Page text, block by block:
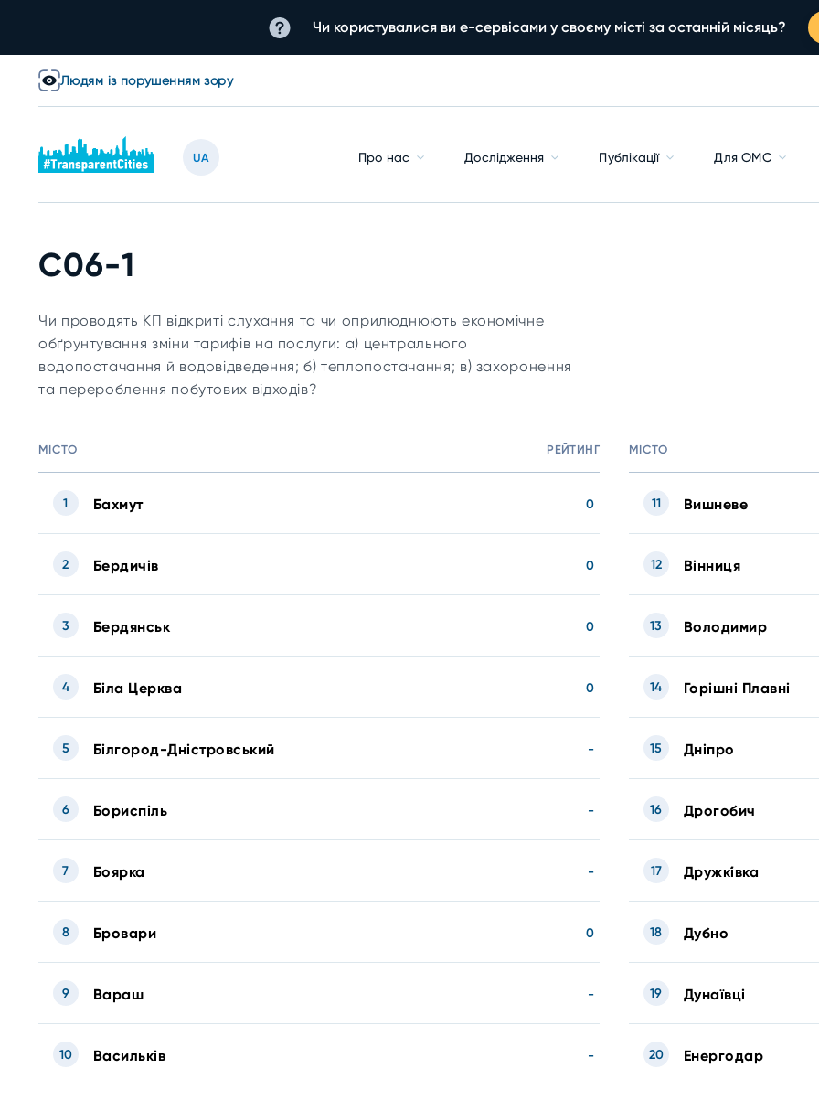
Чи користувалися ви е-сервісами у своєму місті за останній місяць?
Людям із порушенням зору
UA Про нас Дослідження Публікації Для ОМС
C06-1
Чи проводять КП відкриті слухання та чи оприлюднюють економічне
обґрунтування зміни тарифів на послуги: а) центрального
водопостачання й водовідведення; б) теплопостачання; в) захоронення
та перероблення побутових відходів?
МІСТО РЕЙТИНГ
Бахмут 0
1
Бердичів 0
2
Бердянськ 0
3
Біла Церква 0
4
Білгород-Дністровський -
5
Бориспіль -
6
Боярка -
7
Бровари 0
8
Вараш -
9
Васильків -
10
МІСТО
Вишневе
11
Вінниця
12
Володимир
13
Горішні Плавні
14
Дніпро
15
Дрогобич
16
Дружкі́вка
17
Дубно
18
Дунаївці
19
Енергодар
20